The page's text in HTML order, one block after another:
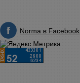
Norma в Facebook